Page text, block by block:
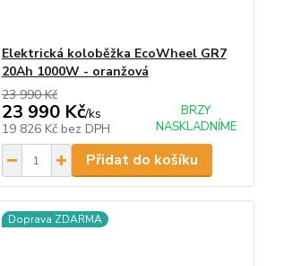
Elektrická koloběžka EcoWheel GR7
20Ah 1000W - oranžová
23 990 Kč
23 990 Kč/ks
19 826 Kč bez DPH
BRZY
NASKLADNÍME
Přidat do košíku
Doprava ZDARMA